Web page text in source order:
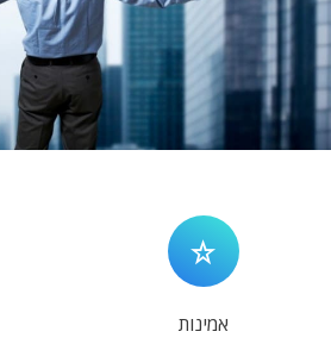
לקוחות – משרד יחסי ציבור רונן הלל
חדר חדשות
המלצות
צור קשר
אמינות